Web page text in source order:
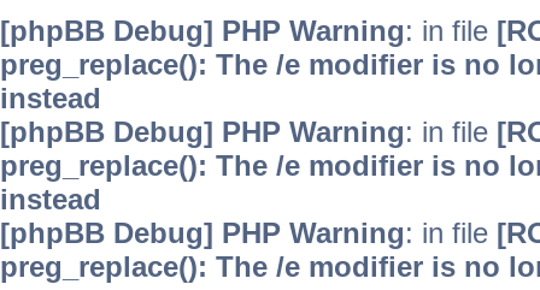
[phpBB Debug] PHP Warning: in file
preg_replace(): The /e modifier is no
instead
[phpBB Debug] PHP Warning: in file
preg_replace(): The /e modifier is no
instead
[phpBB Debug] PHP Warning: in file
preg_replace(): The /e modifier is no